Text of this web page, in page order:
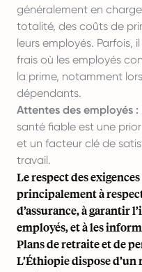
généralement en
totalité, des coûts de
leurs employés. Parfois,
frais où les employés
la prime, notamment
dépendants.
Attentes des employés :
santé fiable est une
et un facteur clé de
travail.
Le respect des
principalement à
d’assurance, à garantir
employés, et à les
Plans de retraite et de
L’Éthiopie dispose